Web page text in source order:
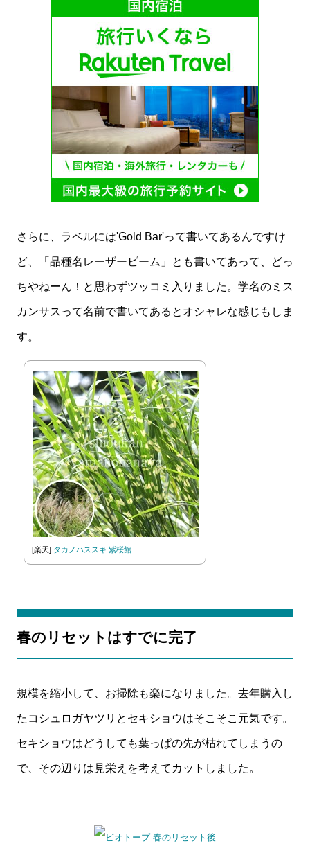
さらに、ラベルには'Gold Bar'って書いてあるんですけ
ど、「品種名レーザービーム」とも書いてあって、どっ
ちやねーん！と思わずツッコミ入りました。学名のミス
カンサスって名前で書いてあるとオシャレな感じもしま
す。
[楽天] タカノハススキ 紫桜館
春のリセットはすでに完了
規模を縮小して、お掃除も楽になりました。去年購入し
たコシュロガヤツリとセキショウはそこそこ元気です。
セキショウはどうしても葉っぱの先が枯れてしまうの
で、その辺りは見栄えを考えてカットしました。